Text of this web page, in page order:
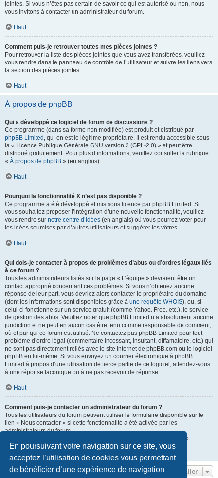
En poursuivant votre navigation sur ce site, vous
acceptez l’utilisation de cookies vous permettant
de bénéficier d’une expérience de navigation
jointes. Si vous n’êtes pas certain de savoir ce qui est autorisé ou non, nous
vous invitons à contacter un administrateur du forum.
Haut
Comment puis-je retrouver toutes mes pièces jointes ?
Pour retrouver la liste des pièces jointes que vous avez transférées, veuillez
vous rendre dans le panneau de contrôle de l’utilisateur et suivre les liens vers
la section des pièces jointes.
Haut
À propos de phpBB
Qui a développé ce logiciel de forum de discussions ?
Ce programme (dans sa forme non modifiée) est produit et distribué par
phpBB Limited , qui en est le légitime propriétaire. Il est rendu accessible sous
la « Licence Publique Générale GNU version 2 (GPL-2.0) » et peut être
distribué gratuitement. Pour plus d’informations, veuillez consulter la rubrique
« À propos de phpBB » (en anglais).
Haut
Pourquoi la fonctionnalité X n’est pas disponible ?
Ce programme a été développé et mis sous licence par phpBB Limited. Si
vous souhaitez proposer l’intégration d’une nouvelle fonctionnalité, veuillez
vous rendre sur notre centre d’idées (en anglais) où vous pourrez voter pour
les idées soumises par d’autres utilisateurs et suggérer les vôtres.
Haut
Qui dois-je contacter à propos de problèmes d’abus ou d’ordres légaux liés
à ce forum ?
Tous les administrateurs listés sur la page « L’équipe » devraient être un
contact approprié concernant ces problèmes. Si vous n’obtenez aucune
réponse de leur part, vous devriez alors contacter le propriétaire du domaine
(dont les informations sont disponibles grâce à une requête WHOIS), ou, si
celui-ci fonctionne sur un service gratuit (comme Yahoo, Free, etc.), le service
de gestion des abus. Veuillez noter que phpBB Limited n’a absolument aucune
juridiction et ne peut en aucun cas être tenu comme responsable de comment,
où et par qui ce forum est utilisé. Ne contactez pas phpBB Limited pour tout
problème d’ordre légal (commentaire incessant, insultant, diffamatoire, etc.) qui
ne sont pas directement reliés avec le site internet de phpBB.com ou le logiciel
phpBB en lui-même. Si vous envoyez un courrier électronique à phpBB
Limited à propos d’une utilisation de tierce partie de ce logiciel, attendez-vous
à une réponse laconique ou à ne pas recevoir de réponse.
Haut
Comment puis-je contacter un administrateur du forum ?
Tous les utilisateurs du forum peuvent utiliser le formulaire disponible sur le
lien « Nous contacter » si cette fonctionnalité a été activée par les
administrateurs du forum.
Les membres du forum peuvent également utiliser le lien « L’équipe ».
Aller